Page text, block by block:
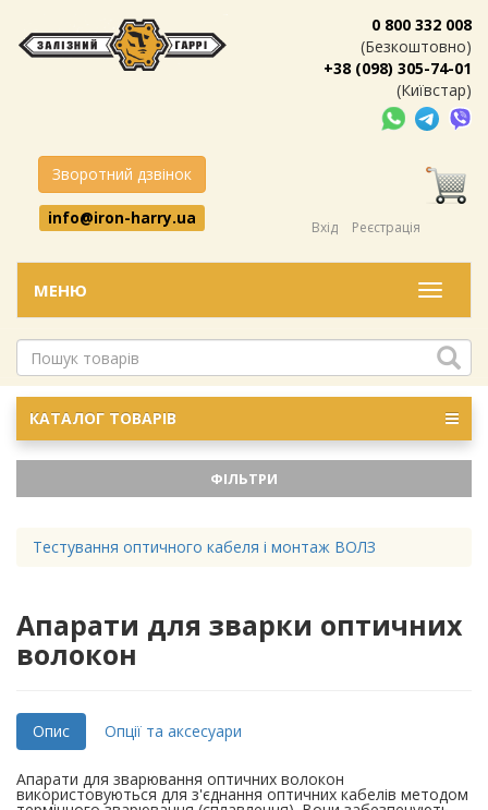
0 800 332 008
(Безкоштовно)
+38 (098) 305-74-01
(Київстар)
Зворотний дзвінок
info@iron-harry.ua
Вхід Реєстрація
Меню
МЕНЮ
КАТАЛОГ ТОВАРІВ
ФІЛЬТРИ
Тестування оптичного кабеля і монтаж ВОЛЗ
Апарати для зварки оптичних
волокон
Опис Опції та аксесуари
Апарати для зварювання оптичних волокон
використовуються для з'єднання оптичних кабелів методом